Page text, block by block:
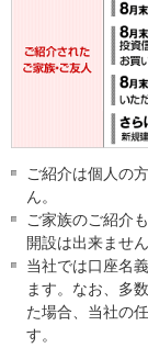
ご紹介は個人の
ん。
ご家族のご紹介
開設は出来ません
当社では口座名
ます。なお、多
た場合、当社の
す。